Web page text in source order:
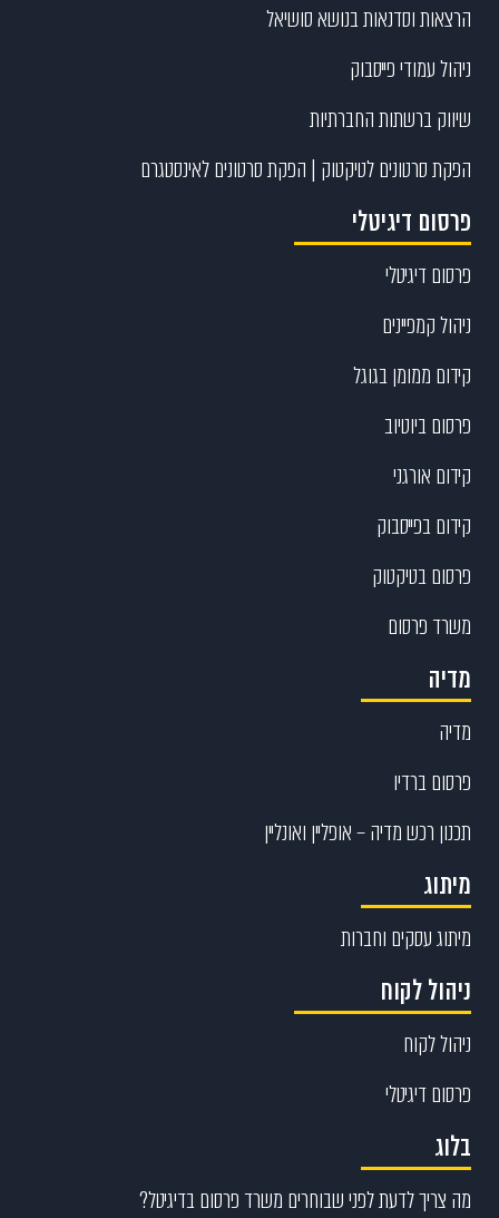
הרצאות וסדנאות בנושא סושיאל
ניהול עמודי פייסבוק
שיווק ברשתות החברתיות
הפקת סרטונים לטיקטוק | הפקת סרטונים לאינסטגרם
פרסום דיגיטלי
פרסום דיגיטלי
ניהול קמפיינים
קידום ממומן בגוגל
פרסום ביוטיוב
קידום אורגני
קידום בפייסבוק
פרסום בטיקטוק
משרד פרסום
מדיה
מדיה
פרסום ברדיו
תכנון רכש מדיה – אופליין ואונליין
מיתוג
מיתוג עסקים וחברות
ניהול לקוח
ניהול לקוח
פרסום דיגיטלי
בלוג
מה צריך לדעת לפני שבוחרים משרד פרסום בדיגיטל?